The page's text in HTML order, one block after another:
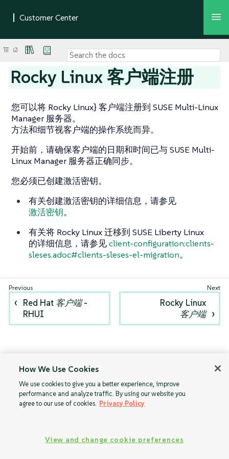
Rocky Linux 客户端注册
您可以将 Rocky Linux} 客户端注册到 SUSE Multi-Linux
Manager 服务器。
方法和细节视客户端的操作系统而异。
开始前，请确保客户端的日期和时间已与 SUSE Multi-
Linux Manager 服务器正确同步。
您必须已创建激活密钥。
有关创建激活密钥的详细信息，请参见
激活密钥。
有关将 Rocky Linux 迁移到 SUSE Liberty Linux
的详细信息，请参见client-configuration:clients-
sleses.adoc#clients-sleses-el-migration。
Red Hat 客户端 -
RHUI
Rocky Linux
客户端
How We Use Cookies
We use cookies to give you a better experience, improve
performance and analyze traffic. By using our website you
agree to our use of cookies. Privacy Policy
View and change cookie preferences